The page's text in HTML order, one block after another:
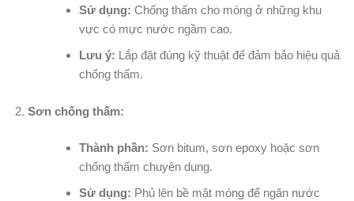
Sử dụng: Chống thấm cho móng ở những khu
vực có mực nước ngầm cao.
Lưu ý: Lắp đặt đúng kỹ thuật để đảm bảo hiệu quả
chống thấm.
Sơn chống thấm:
Thành phần: Sơn bitum, sơn epoxy hoặc sơn
chống thấm chuyên dụng.
Sử dụng: Phủ lên bề mặt móng để ngăn nước